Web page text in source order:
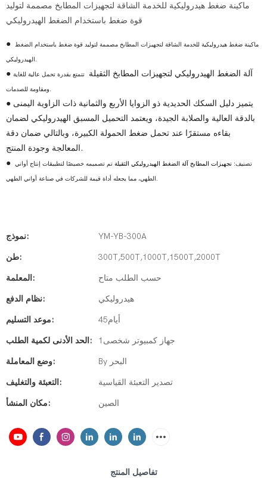
ماكينة ضغط هيدروليكية للخدمة الشاقة لتجهيزات المطابخ مصممة لتوليد
قوة ضغط باستخدام الضغط الهيدروليكي
●
الهيدروليكي.
● آلة الضغط الهيدروليكي لتجهيزات المطابخ الثقيلة تتمتع بقدرة تحمل عالية للغاية
ومقاومة للصدمات.
● يتميز دليل السكك الحديدية ذو الزوايا الأربع والثمانية ذات الزاوية اليمنى
بالدقة العالية والصلابة الجيدة، ويعتمد التحميل المسبق الهيدروليكي لضمان
بقاءه مستقرًا عند تحمل ضغط الحمولة الكبيرة، وبالتالي ضمان دقة
المعالجة وجودة المنتج.
●
تصنيف: تجهيزات المطابخ آلة الضغط الهيدروليكي الثقيلة تم تصميمه خصيصًا لتطبيقات إنتاج أواني
الطهي، مما يجعله أداة قيمة للشركات في صناعة أواني الطهي.
نموذج: YM-YB-300A
طن: 300T,500T,1000T,1500T,2000T
المعلمة: حسب الطلب متاح
نظام الدفع: هيدروليكي
موعد التسليم: أيام45
الحد الأدنى لكمية الطلب: جهاز كمبيوتر شخصى1
وضع المعاملة: By البحر
التعبئة والتغليف: تصدير التعبئة القياسية
مكان المنشأ: الصين
تفاصيل المنتج